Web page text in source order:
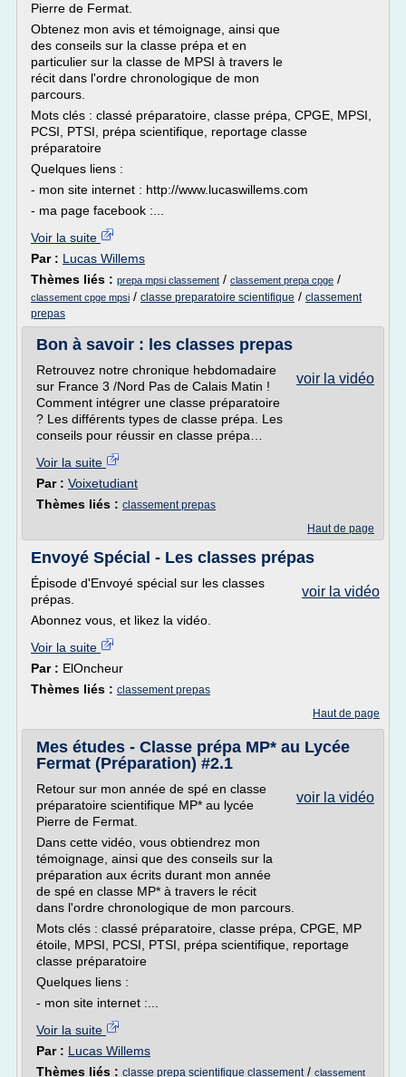
Pierre de Fermat.
Obtenez mon avis et témoignage, ainsi que
des conseils sur la classe prépa et en
particulier sur la classe de MPSI à travers le
récit dans l'ordre chronologique de mon
parcours.
Mots clés : classé préparatoire, classe prépa, CPGE, MPSI,
PCSI, PTSI, prépa scientifique, reportage classe
préparatoire
Quelques liens :
- mon site internet : http://www.lucaswillems.com
- ma page facebook :...
Voir la suite
Par : Lucas Willems
Thèmes liés : prepa mpsi classement / classement prepa cpge /
classement cpge mpsi / classe preparatoire scientifique / classement
prepas
Bon à savoir : les classes prepas
voir la vidéo
Retrouvez notre chronique hebdomadaire
sur France 3 /Nord Pas de Calais Matin !
Comment intégrer une classe préparatoire
? Les différents types de classe prépa. Les
conseils pour réussir en classe prépa…
Voir la suite
Par : Voixetudiant
Thèmes liés : classement prepas
Haut de page
Envoyé Spécial - Les classes prépas
voir la vidéo
Épisode d'Envoyé spécial sur les classes
prépas.
Abonnez vous, et likez la vidéo.
Voir la suite
Par : ElOncheur
Thèmes liés : classement prepas
Haut de page
Mes études - Classe prépa MP* au Lycée
Fermat (Préparation) #2.1
voir la vidéo
Retour sur mon année de spé en classe
préparatoire scientifique MP* au lycée
Pierre de Fermat.
Dans cette vidéo, vous obtiendrez mon
témoignage, ainsi que des conseils sur la
préparation aux écrits durant mon année
de spé en classe MP* à travers le récit
dans l'ordre chronologique de mon parcours.
Mots clés : classé préparatoire, classe prépa, CPGE, MP
étoile, MPSI, PCSI, PTSI, prépa scientifique, reportage
classe préparatoire
Quelques liens :
- mon site internet :...
Voir la suite
Par : Lucas Willems
Thèmes liés : classe prepa scientifique classement/ classement